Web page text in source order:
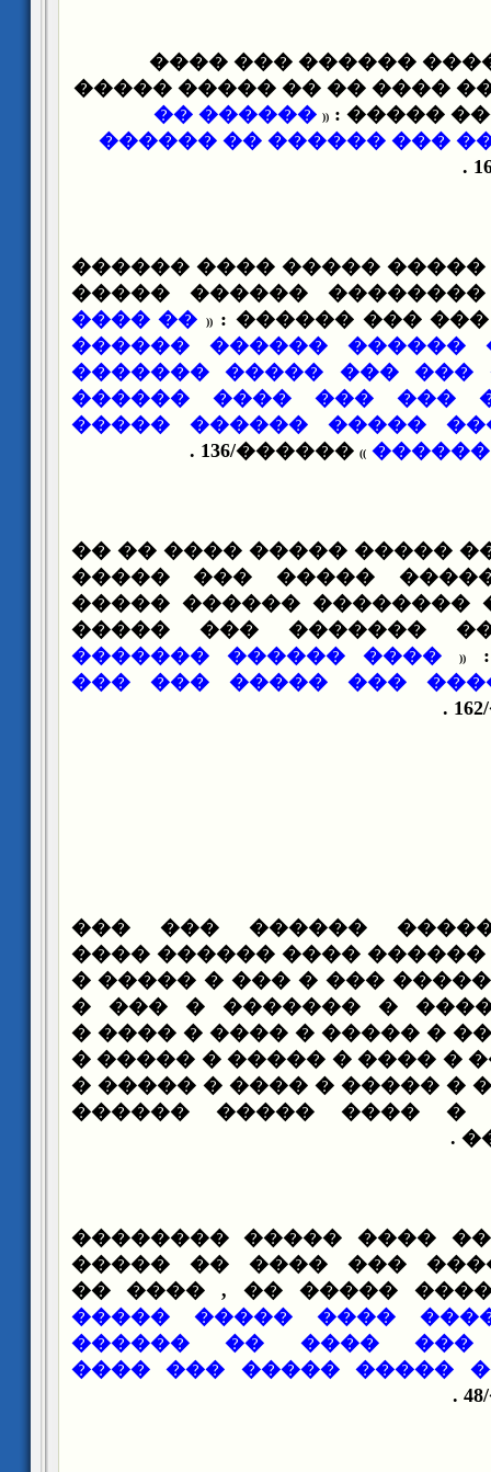
��������� ������
����� ��� ����� ���� ��
����� ��
(
(
������ ��
������� ���� �� ���
� ��� ������� �����
����� ����� ��������
������ �����
(
(
�� ����
����� ������ ������
������� ���� ��� ���
���� ���� �� ��� ���
�������� ����� �����
��� ��
)
)
������/136 .
������� ������ �����
���� ����� �����
����� ���� ��
������� �����
(
(
���� ������ �������
���� ���� ����� ���
��������� ������
����� ���� �� ������
������� ��� ������ ���
��� � ��� � ���� �
������� � ����� � �����
���� � �� ����� � ���� �
������ � ����� � ����� �
���� � ���� � ����
������� ������ ����
������ ��� ���� ���
������ ���� ����
������� ���� �����
������ ��� ���
�������� ���� �����